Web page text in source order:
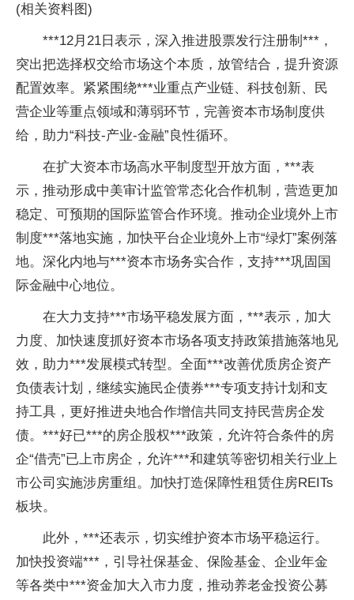
(相关资料图)
***12月21日表示，深入推进股票发行注册制***，
突出把选择权交给市场这个本质，放管结合，提升资源
配置效率。紧紧围绕***业重点产业链、科技创新、民
营企业等重点领域和薄弱环节，完善资本市场制度供
给，助力“科技-产业-金融”良性循环。
在扩大资本市场高水平制度型开放方面，***表
示，推动形成中美审计监管常态化合作机制，营造更加
稳定、可预期的国际监管合作环境。推动企业境外上市
制度***落地实施，加快平台企业境外上市“绿灯”案例落
地。深化内地与***资本市场务实合作，支持***巩固国
际金融中心地位。
在大力支持***市场平稳发展方面，***表示，加大
力度、加快速度抓好资本市场各项支持政策措施落地见
效，助力***发展模式转型。全面***改善优质房企资产
负债表计划，继续实施民企债券***专项支持计划和支
持工具，更好推进央地合作增信共同支持民营房企发
债。***好已***的房企股权***政策，允许符合条件的房
企“借壳”已上市房企，允许***和建筑等密切相关行业上
市公司实施涉房重组。加快打造保障性租赁住房REITs
板块。
此外，***还表示，切实维护资本市场平稳运行。
加快投资端***，引导社保基金、保险基金、企业年金
等各类中***资金加大入市力度，推动养老金投资公募